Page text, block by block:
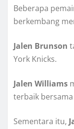
Beberapa
berkembang
Jalen Brunson
York Knicks.
Jalen Williams
terbaik
Sementara itu,